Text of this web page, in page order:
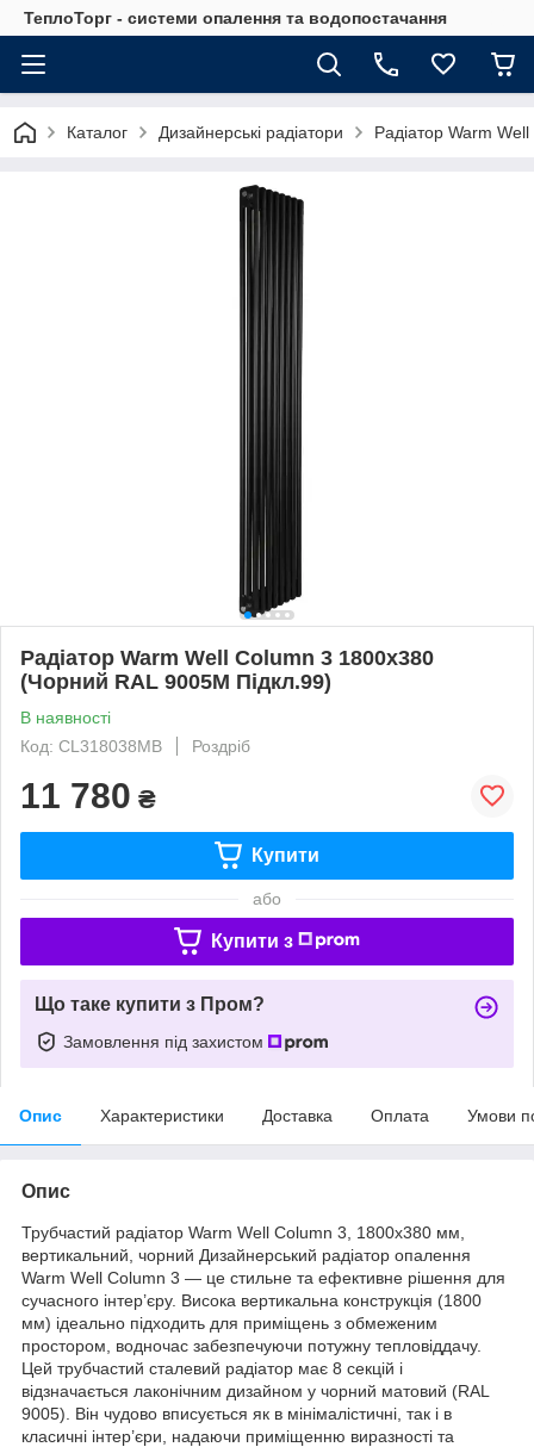
ТеплоТорг - системи опалення та водопостачання
Каталог Дизайнерські радіатори Радіатор Warm
Радіатор Warm Well Column 3 1800x380
(Чорний RAL 9005M Підкл.99)
В наявності
Код: CL318038MB
Роздріб
11 780 ₴
Купити
або
Купити з
Що таке купити з Пром?
Замовлення під захистом
Опис Характеристики Доставка Оплата Умови
Опис
Трубчастий радіатор Warm Well Column 3, 1800x380 мм,
вертикальний, чорний Дизайнерський радіатор опалення
Warm Well Column 3 — це стильне та ефективне рішення для
сучасного інтер’єру. Висока вертикальна конструкція (1800
мм) ідеально підходить для приміщень з обмеженим
простором, водночас забезпечуючи потужну тепловіддачу.
Цей трубчастий сталевий радіатор має 8 секцій і
відзначається лаконічним дизайном у чорний матовий (RAL
9005). Він чудово вписується як в мінімалістичні, так і в
класичні інтер’єри, надаючи приміщенню виразності та